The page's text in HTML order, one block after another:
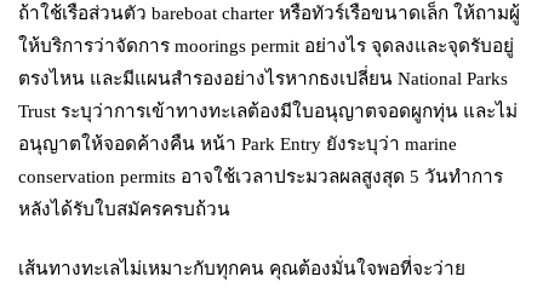
ถ้าใช้เรือส่วนตัว bareboat charter หรือทัวร์เรือขนาดเล็ก ให้ถามผู้
ให้บริการว่าจัดการ moorings permit อย่างไร จุดลงและจุดรับอยู่
ตรงไหน และมีแผนสำรองอย่างไรหากธงเปลี่ยน National Parks
Trust ระบุว่าการเข้าทางทะเลต้องมีใบอนุญาตจอดผูกทุ่น และไม่
อนุญาตให้จอดค้างคืน หน้า Park Entry ยังระบุว่า marine
conservation permits อาจใช้เวลาประมวลผลสูงสุด 5 วันทำการ
หลังได้รับใบสมัครครบถ้วน
เส้นทางทะเลไม่เหมาะกับทุกคน คุณต้องมั่นใจพอที่จะว่าย